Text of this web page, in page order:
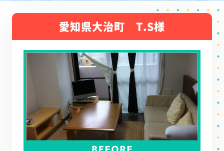
愛知県大治町 T.S様